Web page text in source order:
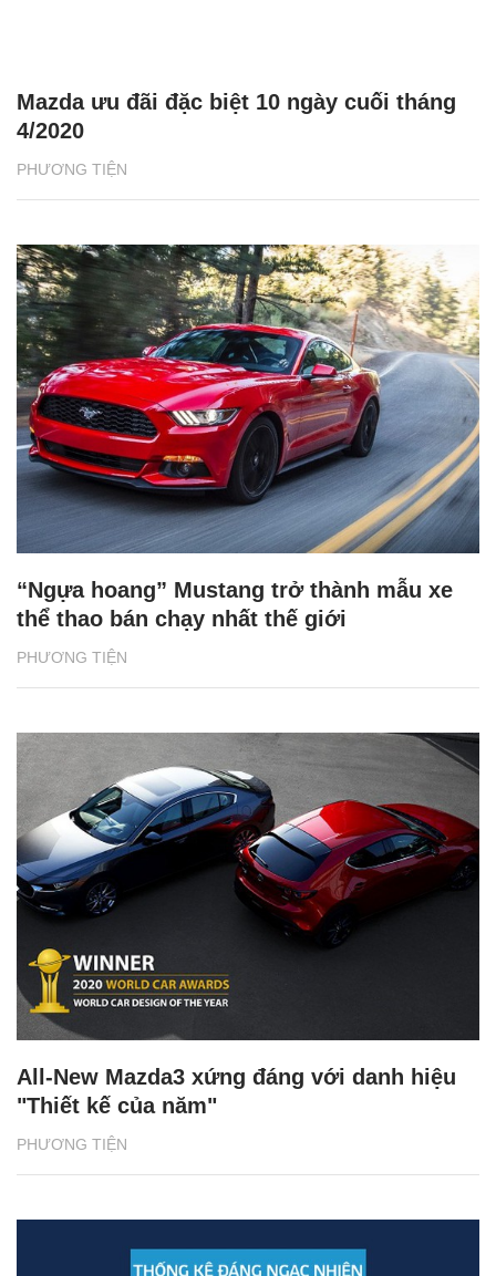
PHƯƠNG TIỆN
Mazda ưu đãi đặc biệt 10 ngày cuối tháng
4/2020
PHƯƠNG TIỆN
“Ngựa hoang” Mustang trở thành mẫu xe
thể thao bán chạy nhất thế giới
PHƯƠNG TIỆN
All-New Mazda3 xứng đáng với danh hiệu
"Thiết kế của năm"